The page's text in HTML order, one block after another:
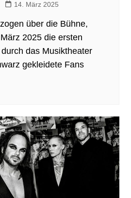
14. März 2025
über die Bühne,
2025 die ersten
das Musiktheater
gekleidete Fans